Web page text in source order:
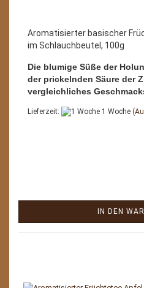
Aromatisierter basischer
im Schlauchbeutel, 100g
Die blumige Süße der
der prickelnden Säure der
vergleichliches
Lieferzeit: 1 Woche
IN DEN